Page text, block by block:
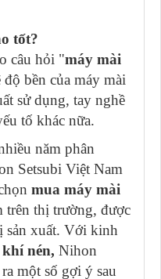
tốt?
câu hỏi "máy mài
bền của máy mài
sử dụng, tay nghề
tố khác nữa.
năm phân
Setsubi Việt Nam
mua máy mài
trên thị trường, được
sản xuất. Với kinh
nén, Nihon
một số gợi ý sau